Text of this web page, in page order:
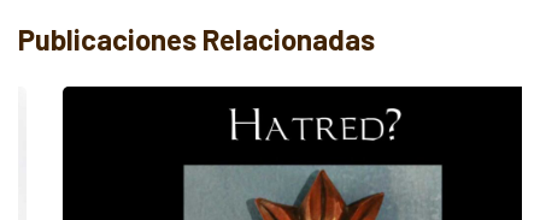
Publicaciones Relacionadas